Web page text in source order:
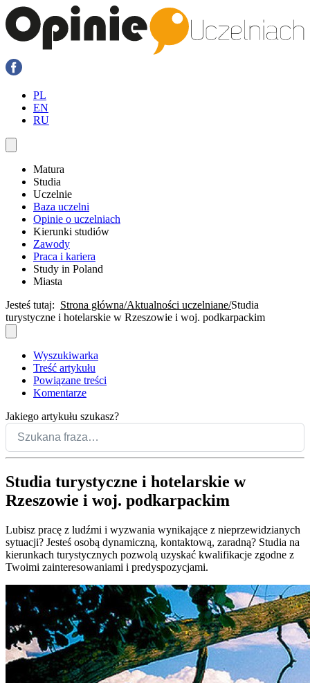
PL
EN
RU
Matura
Studia
Uczelnie
Baza uczelni
Opinie o uczelniach
Kierunki studiów
Zawody
Praca i kariera
Study in Poland
Miasta
Jesteś tutaj: Strona główna Aktualności uczelniane Studia
turystyczne i hotelarskie w Rzeszowie i woj. podkarpackim
Wyszukiwarka
Treść artykułu
Powiązane treści
Komentarze
Jakiego artykułu szukasz?
Studia turystyczne i hotelarskie w
Rzeszowie i woj. podkarpackim
Lubisz pracę z ludźmi i wyzwania wynikające z nieprzewidzianych
sytuacji? Jesteś osobą dynamiczną, kontaktową, zaradną? Studia na
kierunkach turystycznych pozwolą uzyskać kwalifikacje zgodne z
Twoimi zainteresowaniami i predyspozycjami.